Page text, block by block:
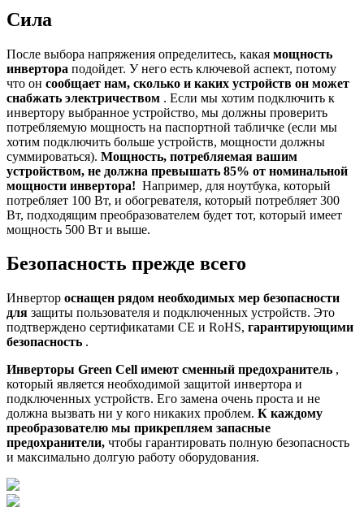
Сила
После выбора напряжения определитесь, какая мощность
инвертора подойдет. У него есть ключевой аспект, потому
что он сообщает нам, сколько и каких устройств он может
снабжать электричеством . Если мы хотим подключить к
инвертору выбранное устройство, мы должны проверить
потребляемую мощность на паспортной табличке (если мы
хотим подключить больше устройств, мощности должны
суммироваться). Мощность, потребляемая вашим
устройством, не должна превышать 85% от номинальной
мощности инвертора! Например, для ноутбука, который
потребляет 100 Вт, и обогревателя, который потребляет 300
Вт, подходящим преобразователем будет тот, который имеет
мощность 500 Вт и выше.
Безопасность прежде всего
Инвертор оснащен рядом необходимых мер безопасности
для защиты пользователя и подключенных устройств. Это
подтверждено сертификатами CE и RoHS, гарантирующими
безопасность .
Инверторы Green Cell имеют сменный предохранитель ,
который является необходимой защитой инвертора и
подключенных устройств. Его замена очень проста и не
должна вызвать ни у кого никаких проблем. К каждому
преобразователю мы прикрепляем запасные
предохранители, чтобы гарантировать полную безопасность
и максимально долгую работу оборудования.